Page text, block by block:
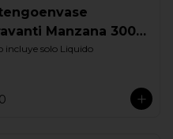
Manzana 300
Retornable
incluye solo Liquido